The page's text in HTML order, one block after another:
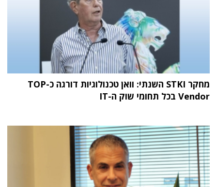
מחקר STKI השנתי: וואן טכנולוגיות דורגה כ-TOP
Vendor בכל תחומי שוק ה-IT